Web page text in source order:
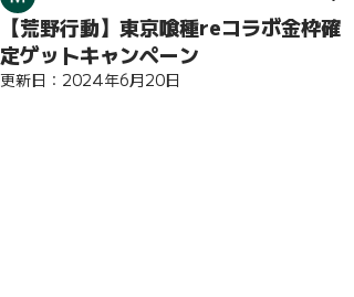
【荒野行動】東京喰種reコラボ金枠確
定ゲットキャンペーン
更新日： 2024年6月20日